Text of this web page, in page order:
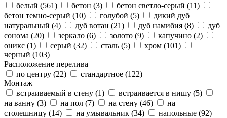
белый (561) бетон (3) бетон светло-серый (11)
бетон темно-серый (10) голубой (5)
дикий дуб
натуральный (4) дуб вотан (21) дуб намибия (8)
дуб
сонома (20) зеркало (6) золото (9) капучино (2)
оникс (1) серый (32) сталь (5) хром (101)
черный (103)
Расположение перелива
по центру (22) стандартное (122)
Монтаж
встраиваемый в стену (1) встраивается в нишу (5)
на ванну (3) на пол (7) на стену (46)
на
столешницу (14) на умывальник (34) напольные (92)